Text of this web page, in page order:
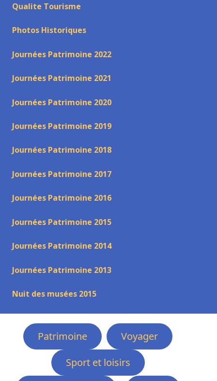
Qualite Tourisme
Photos Historiques
Journées Patrimoine 2022
Journées Patrimoine 2021
Journées Patrimoine 2020
Journées Patrimoine 2019
Journées Patrimoine 2018
Journées Patrimoine 2017
Journées Patrimoine 2016
Journées Patrimoine 2015
Journées Patrimoine 2014
Journées Patrimoine 2013
Nuit des musées 2015
Patrimoine
Voyager
Sport et loisirs